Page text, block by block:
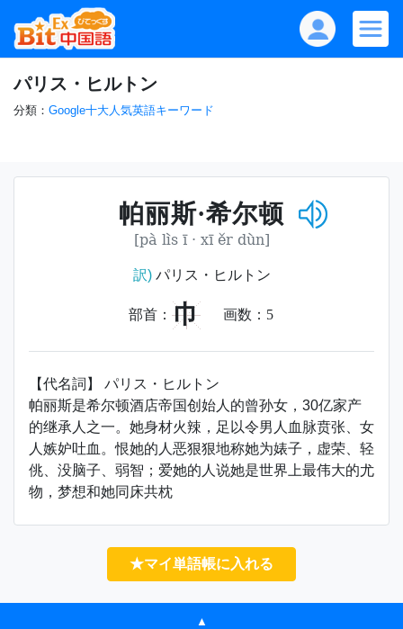
パリス・ヒルトン
分類： Google十大人気英語キーワード
帕丽斯·希尔顿
[pà lìs ī · xī ěr dùn]
訳)パリス・ヒルトン
部首： 巾 画数： 5
【代名詞】 パリス・ヒルトン
帕丽斯是希尔顿酒店帝国创始人的曾孙女，30亿家产
的继承人之一。她身材火辣，足以令男人血脉贲张、女
人嫉妒吐血。恨她的人恶狠狠地称她为婊子，虚荣、轻
佻、没脑子、弱智；爱她的人说她是世界上最伟大的尤
物，梦想和她同床共枕
★マイ単語帳に入れる
▲